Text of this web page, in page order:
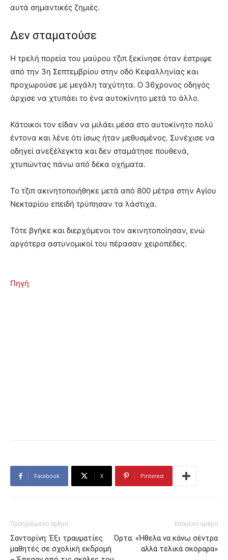
αυτά σημαντικές ζημιές.
Δεν σταματούσε
Η τρελή πορεία του μαύρου τζιπ ξεκίνησε όταν έστριψε
από την 3η Σεπτεμβρίου στην οδό Κεφαλληνίας και
προχωρούσε με μεγάλη ταχύτητα. Ο 36χρονος οδηγός
άρχισε να χτυπάει το ένα αυτοκίνητο μετά το άλλο.
Κάτοικοι τον είδαν να μιλάει μέσα στο αυτοκίνητο πολύ
έντονα και λένε ότι ίσως ήταν μεθυσμένος. Συνέχισε να
οδηγεί ανεξέλεγκτα και δεν σταμάτησε πουθενά,
χτυπώντας πάνω από δέκα οχήματα.
Το τζιπ ακινητοποιήθηκε μετά από 800 μέτρα στην Αγίου
Νεκταρίου επειδή τρύπησαν τα λάστιχα.
Τότε βγήκε και διερχόμενοι τον ακινητοποίησαν, ενώ
αργότερα αστυνομικοί του πέρασαν χειροπέδες.
Πηγή
Facebook X Pinterest
Προηγούμενο άρθρο
Σαντορίνη: Έξι τραυματίες
μαθητές σε σχολική εκδρομή
Επόμενο άρθρο
Όρτα: «Ήθελα να κάνω σέντρα
αλλά τελικά σκόραρα»